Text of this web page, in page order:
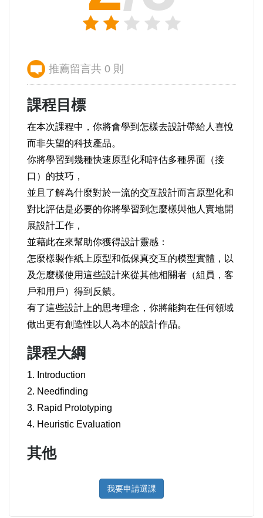
推薦留言共 0 則
課程目標
在本次課程中，你將會學到怎樣去設計帶給人喜悅
而非失望的科技產品。
你將學習到幾種快速原型化和評估多種界面（接
口）的技巧，
並且了解為什麼對於一流的交互設計而言原型化和
對比評估是必要的你將學習到怎麼樣與他人實地開
展設計工作，
並藉此在來幫助你獲得設計靈感：
怎麼樣製作紙上原型和低保真交互的模型實體，以
及怎麼樣使用這些設計來從其他相關者（組員，客
戶和用戶）得到反饋。
有了這些設計上的思考理念，你將能夠在任何領域
做出更有創造性以人為本的設計作品。
課程大綱
1. Introduction
2. Needfinding
3. Rapid Prototyping
4. Heuristic Evaluation
其他
我要申請選課